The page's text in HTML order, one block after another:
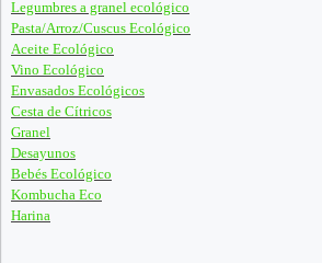
Legumbres a granel ecológico
Pasta/Arroz/Cuscus Ecológico
Aceite Ecológico
Vino Ecológico
Envasados Ecológicos
Cesta de Cítricos
Granel
Desayunos
Bebés Ecológico
Kombucha Eco
Harina